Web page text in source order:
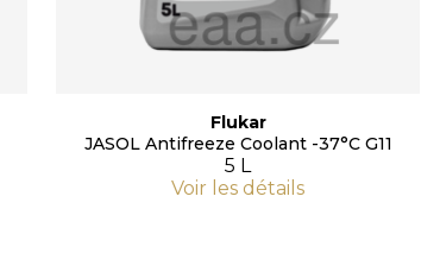
Flukar
JASOL Antifreeze Coolant -37°C G11
5 L
Voir les détails